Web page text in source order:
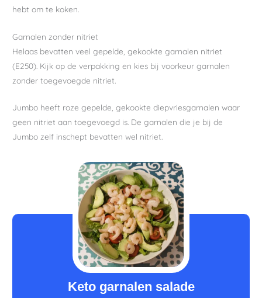
hebt om te koken.
Garnalen zonder nitriet
Helaas bevatten veel gepelde, gekookte garnalen nitriet
(E250). Kijk op de verpakking en kies bij voorkeur garnalen
zonder toegevoegde nitriet.
Jumbo heeft roze gepelde, gekookte diepvriesgarnalen waar
geen nitriet aan toegevoegd is. De garnalen die je bij de
Jumbo zelf inschept bevatten wel nitriet.
Keto garnalen salade
minuten